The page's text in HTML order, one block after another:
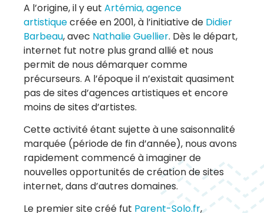
A l’origine, il y eut Artémia, agence
artistiquecréée en 2001, à l’initiative de Didier
Barbeau, avec Nathalie Guellier. Dès le départ,
internet fut notre plus grand allié et nous
permit de nous démarquer comme
précurseurs. A l’époque il n’existait quasiment
pas de sites d’agences artistiques et encore
moins de sites d’artistes.
Cette activité étant sujette à une saisonnalité
marquée (période de fin d’année), nous avons
rapidement commencé à imaginer de
nouvelles opportunités de création de sites
internet, dans d’autres domaines.
Le premier site créé fut Parent-Solo.fr,